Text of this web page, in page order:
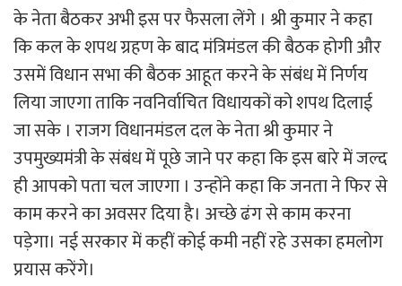
के नेता बैठकर अभी इस पर फैसला लेंगे । श्री कुमार ने कहा
कि कल के शपथ ग्रहण के बाद मंत्रिमंडल की बैठक होगी और
उसमें विधान सभा की बैठक आहूत करने के संबंध में निर्णय
लिया जाएगा ताकि नवनिर्वाचित विधायकों को शपथ दिलाई
जा सके । राजग विधानमंडल दल के नेता श्री कुमार ने
उपमुख्यमंत्री के संबंध में पूछे जाने पर कहा कि इस बारे में जल्द
ही आपको पता चल जाएगा । उन्होंने कहा कि जनता ने फिर से
काम करने का अवसर दिया है। अच्छे ढंग से काम करना
पड़ेगा। नई सरकार में कहीं कोई कमी नहीं रहे उसका हमलोग
प्रयास करेंगे।